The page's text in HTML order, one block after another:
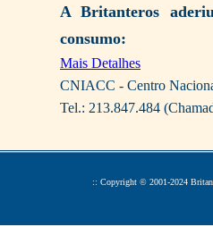
A Britanteros
consumo:
Mais Detalhes
CNIACC - Centro
Tel.: 213.847.484
:: Copyright © 2001-2024